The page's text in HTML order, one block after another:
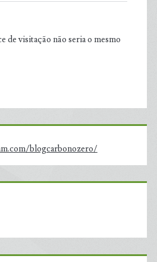
de visitação não seria o mesmo
blogcarbonozero/